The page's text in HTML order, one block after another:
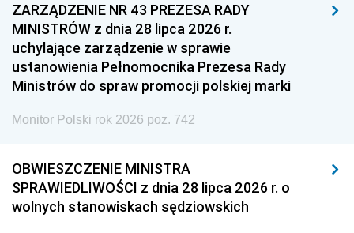
ZARZĄDZENIE NR 43 PREZESA RADY
MINISTRÓW z dnia 28 lipca 2026 r.
uchylające zarządzenie w sprawie
ustanowienia Pełnomocnika Prezesa Rady
Ministrów do spraw promocji polskiej marki
Monitor Polski rok 2026 poz. 742
OBWIESZCZENIE MINISTRA
SPRAWIEDLIWOŚCI z dnia 28 lipca 2026 r. o
wolnych stanowiskach sędziowskich